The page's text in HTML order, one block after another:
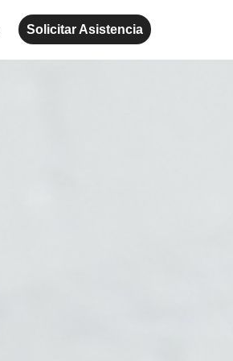
Solicitar Asistencia